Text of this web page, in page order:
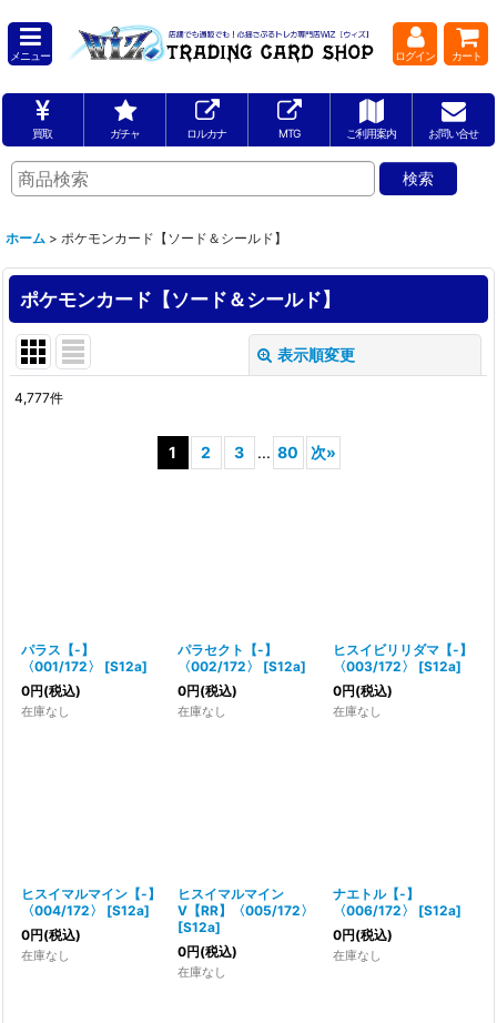
メニュー ログイン カート
買取 ガチャ ロルカナ MTG ご利用案内 お問い合せ
ホーム > ポケモンカード【ソード＆シールド】
ポケモンカード【ソード＆シールド】
表示順変更
サブカテゴリ
4,777件
1 2 3 ... 80 次»
パラス【-】
〈001/172〉
[S12a]
0円(税込)
在庫なし
パラセクト【-】
〈002/172〉
[S12a]
0円(税込)
在庫なし
ヒスイビリリダマ【-】
〈003/172〉
[S12a]
0円(税込)
在庫なし
ヒスイマルマイン【-】
〈004/172〉
[S12a]
0円(税込)
在庫なし
ヒスイマルマイン
V【RR】〈005/172〉
[S12a]
0円(税込)
在庫なし
ナエトル【-】
〈006/172〉
[S12a]
0円(税込)
在庫なし